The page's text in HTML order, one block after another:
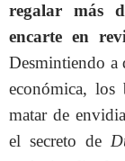
regalar más
encarte en
Desmintiendo a
económica, los
matar de
el secreto de